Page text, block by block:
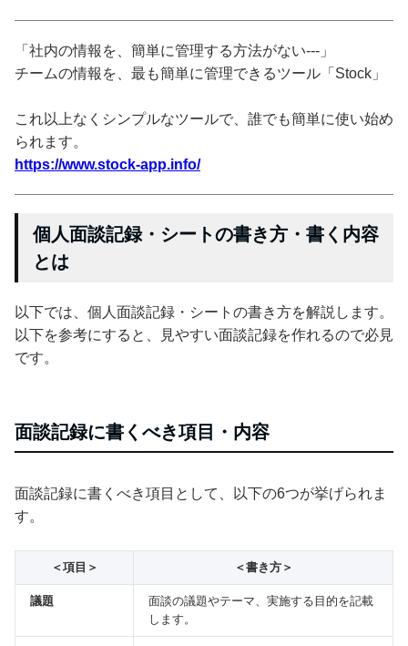
「社内の情報を、簡単に管理する方法がない---」
チームの情報を、最も簡単に管理できるツール「Stock」
これ以上なくシンプルなツールで、誰でも簡単に使い始め
られます。
https://www.stock-app.info/
個人面談記録・シートの書き方・書く内容
とは
以下では、個人面談記録・シートの書き方を解説します。
以下を参考にすると、見やすい面談記録を作れるので必見
です。
面談記録に書くべき項目・内容
面談記録に書くべき項目として、以下の6つが挙げられま
す。
＜項目＞ ＜書き方＞
議題
面談の議題やテーマ、実施する目的を記載
します。